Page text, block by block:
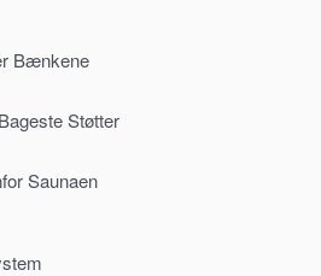
Bænkene
Støtter
Saunaen